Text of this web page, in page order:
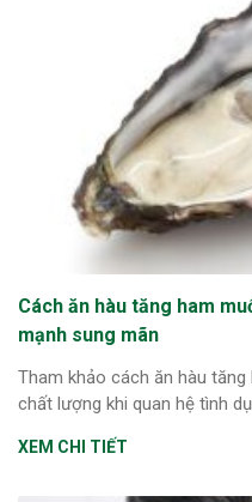
Cách ăn hàu tăng ham
mạnh sung mãn
Tham khảo cách ăn hàu
chất lượng khi quan hệ tình
XEM CHI TIẾT